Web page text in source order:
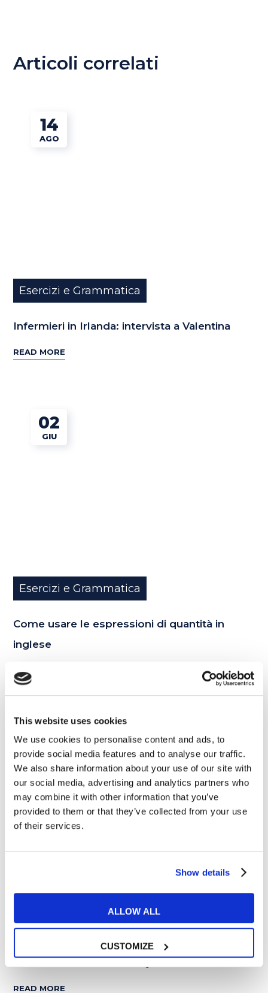
This website uses cookies
We use cookies to personalise content and ads, to
provide social media features and to analyse our traffic.
We also share information about your use of our site with
our social media, advertising and analytics partners who
may combine it with other information that you’ve
provided to them or that they’ve collected from your use
of their services.
Show details
ALLOW ALL
CUSTOMIZE
Articoli correlati
14
AGO
Esercizi e Grammatica
Infermieri in Irlanda: intervista a Valentina
READ MORE
02
GIU
Esercizi e Grammatica
Come usare le espressioni di quantità in
inglese
READ MORE
25
APR
Esercizi e Grammatica
Girare il mondo grazie ai social: intervista a
Nicoletta di “Il filo di Nicky”
READ MORE